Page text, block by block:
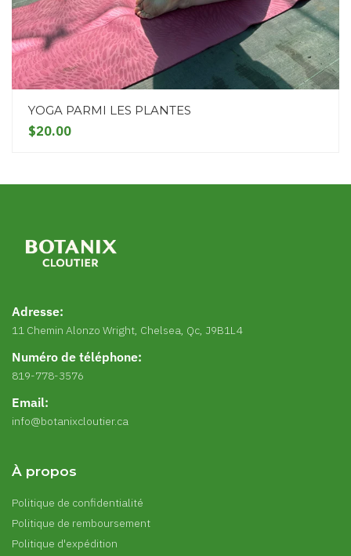
YOGA PARMI LES PLANTES
$20.00
Adresse:
11 Chemin Alonzo Wright, Chelsea, Qc, J9B1L4
Numéro de téléphone:
819-778-3576
Email:
info@botanixcloutier.ca
À propos
Politique de confidentialité
Politique de remboursement
Politique d'expédition